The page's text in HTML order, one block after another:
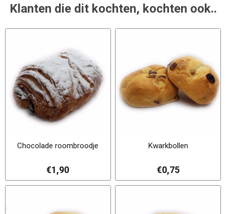
Klanten die dit kochten, kochten ook..
Chocolade roombroodje
€1,90
Kwarkbollen
€0,75